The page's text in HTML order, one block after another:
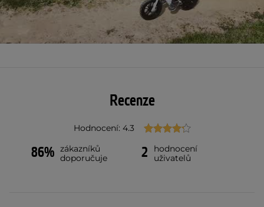
Recenze
Hodnocení: 4.3
86% zákazníků
doporučuje
2
hodnocení
uživatelů